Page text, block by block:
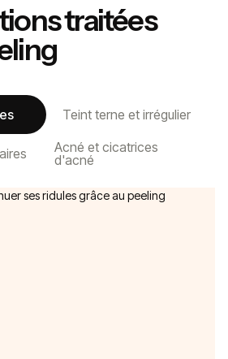
traitées
Teint terne et irrégulier
Acné et cicatrices
d'acné